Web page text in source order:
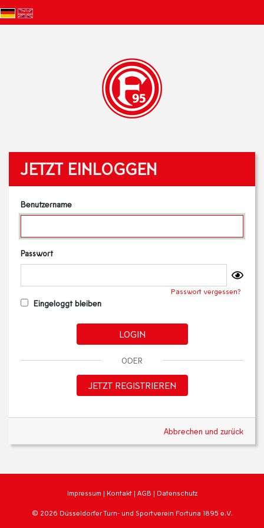
JETZT EINLOGGEN
Benutzername
Passwort
Passwort vergessen?
Eingeloggt bleiben
LOGIN
ODER
JETZT REGISTRIEREN
Abbrechen und zurück
Impressum | Kontakt | AGB | Datenschutz
© 2026 Düsseldorfer Turn- und Sportverein Fortuna 1895 e.V.